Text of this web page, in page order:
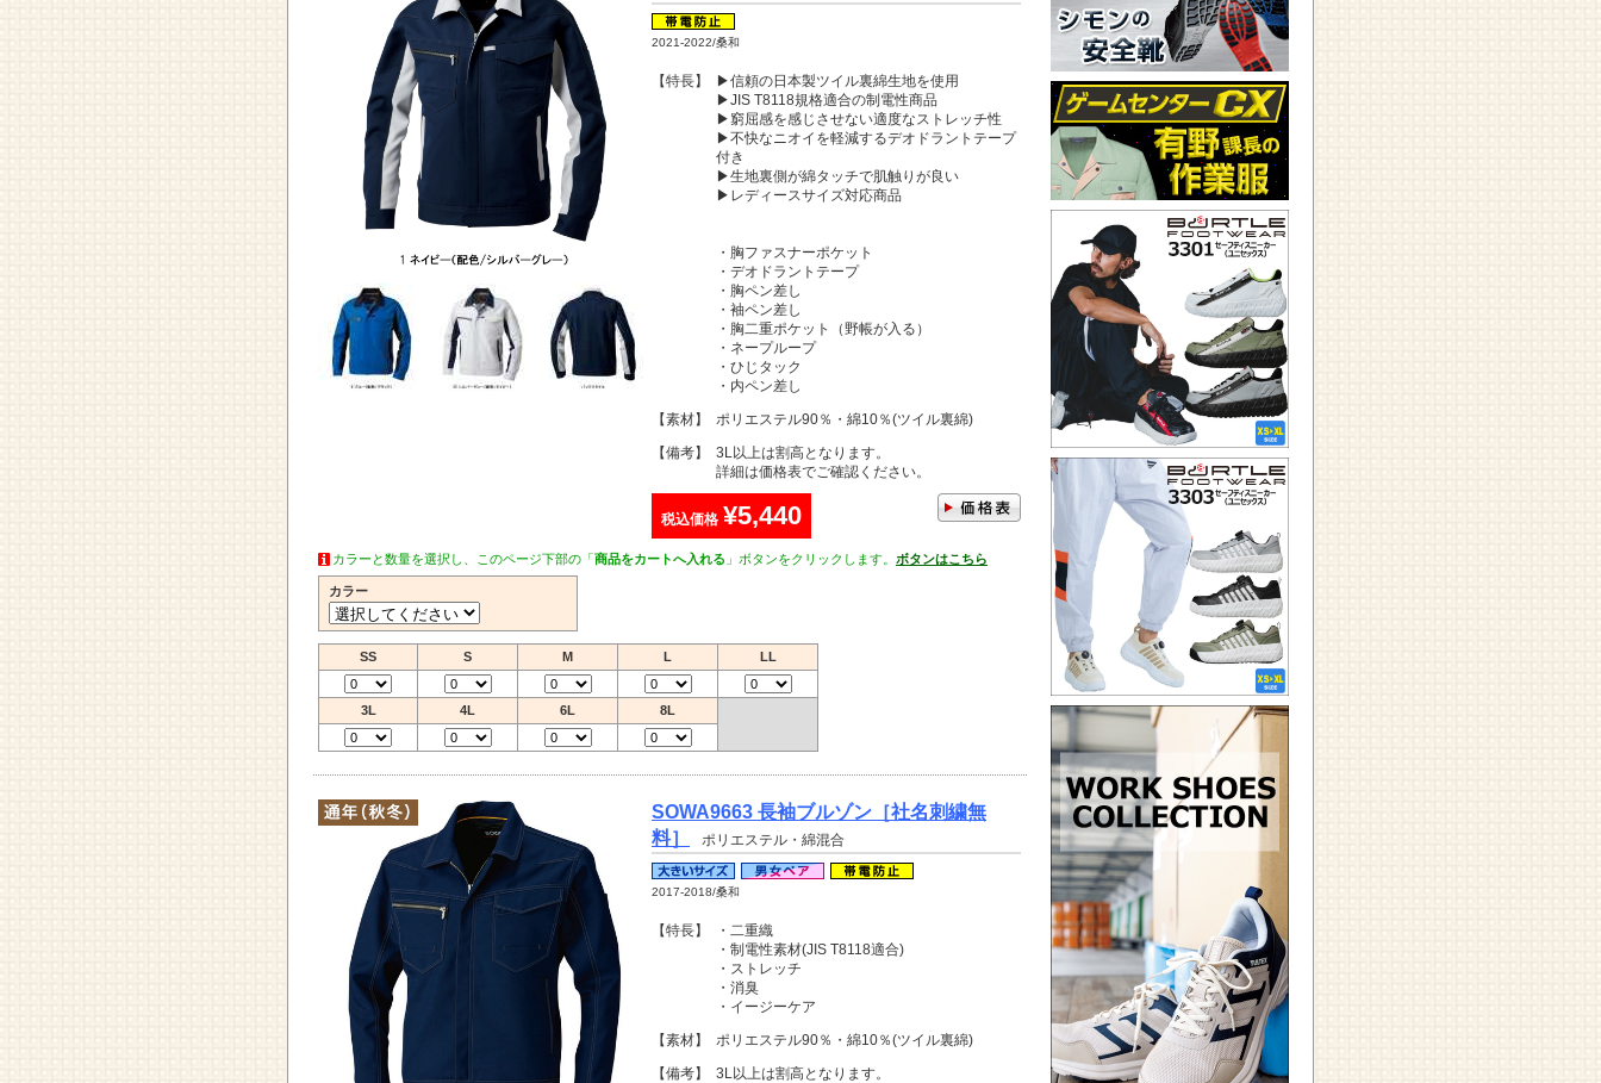
2021-2022/桑和
【特長】
▶信頼の日本製ツイル裏綿生地を使用
▶JIS T8118規格適合の制電性商品
▶窮屈感を感じさせない適度なストレッチ性
▶不快なニオイを軽減するデオドラントテープ
付き
▶生地裏側が綿タッチで肌触りが良い
▶レディースサイズ対応商品
・胸ファスナーポケット
・デオドラントテープ
・胸ペン差し
・袖ペン差し
・胸二重ポケット（野帳が入る）
・ネープループ
・ひじタック
・内ペン差し
【素材】
ポリエステル90％・綿10％(ツイル裏綿)
【備考】
3L以上は割高となります。
詳細は価格表でご確認ください。
税込価格 ¥5,440
カラーと数量を選択し、このページ下部の「商品をカートへ入れる 」ボタンをクリックします。 ボタンはこちら
カラー
SS S M L LL
3L 4L 6L 8L
SOWA9663 長袖ブルゾン［社名刺繍無
料］
ポリエステル・綿混合
2017-2018/桑和
【特長】
・二重織
・制電性素材(JIS T8118適合)
・ストレッチ
・消臭
・イージーケア
【素材】
ポリエステル90％・綿10％(ツイル裏綿)
【備考】
3L以上は割高となります。